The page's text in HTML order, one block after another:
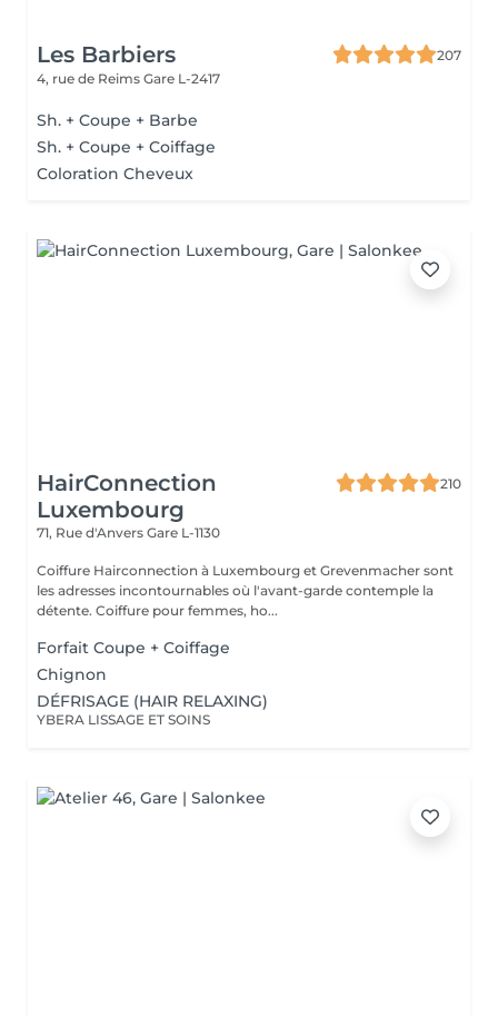
Les Barbiers
207
4, rue de Reims Gare L-2417
Sh. + Coupe + Barbe
Sh. + Coupe + Coiffage
Coloration Cheveux
HairConnection
Luxembourg
210
71, Rue d'Anvers Gare L-1130
Coiffure Hairconnection à Luxembourg et Grevenmacher sont
les adresses incontournables où l'avant-garde contemple la
détente. Coiffure pour femmes, ho...
Forfait Coupe + Coiffage
Chignon
DÉFRISAGE (HAIR RELAXING)
YBERA LISSAGE ET SOINS